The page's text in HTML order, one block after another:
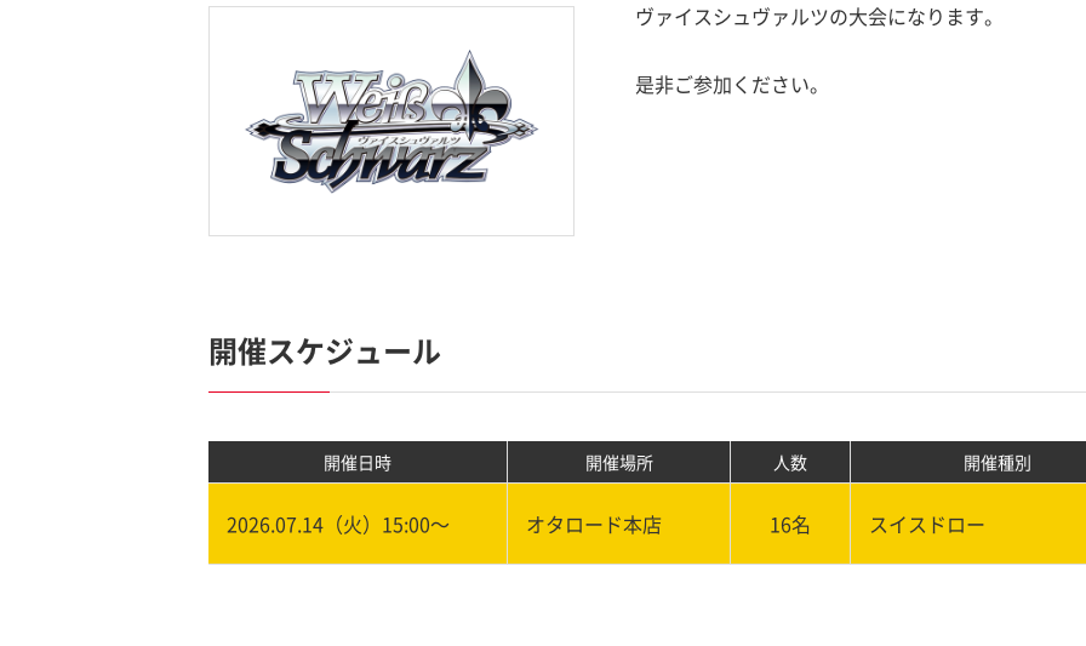
ヴァイスシュヴァルツの大会になります。
是非ご参加ください。
開催スケジュール
開催日時 開催場所 人数 開催種別
2026.07.14（火）15:00〜 オタロード本店 16名 スイスドロー